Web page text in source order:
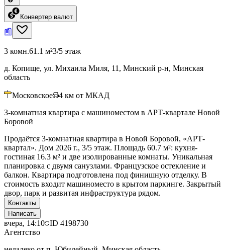
Конвертер валют
3 комн.61.1 м²3/5 этаж
д. Копище, ул. Михаила Миля, 11, Минский р-н, Минская
область
Московское 4 км от МКАД
3-комнатная квартира с машиноместом в АРТ-квартале Новой
Боровой
Продаётся 3-комнатная квартира в Новой Боровой, «АРТ-
квартал». Дом 2026 г., 3/5 этаж. Площадь 60.7 м²: кухня-
гостиная 16.3 м² и две изолированные комнаты. Уникальная
планировка с двумя санузлами. Французское остекление и
балкон. Квартира подготовлена под финишную отделку. В
стоимость входит машиноместо в крытом паркинге. Закрытый
двор, парк и развитая инфраструктура рядом.
Контакты
Написать
вчера, 14:10 ID 4198730
Агентство